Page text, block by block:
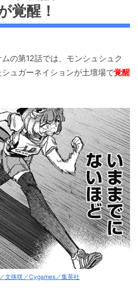
覚醒！
の第12話では、モンシュシュク
ュガーネイションが土壇場で覚醒
文殊咲／Cygames／集英社